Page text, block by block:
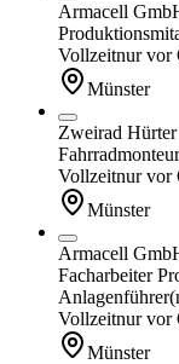
Armacell
Vollzeitnur vor
Münster
Zweirad
Vollzeitnur vor
Münster
Armacell
Facharbeiter
Anlagenführer
Vollzeitnur vor
Münster